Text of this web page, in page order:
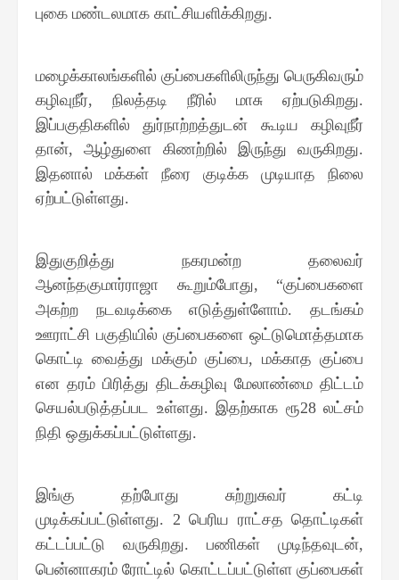
புகை மண்டலமாக காட்சியளிக்கிறது.
மழைக்காலங்களில் குப்பைகளிலிருந்து பெருகிவரும்
கழிவுநீர், நிலத்தடி நீரில் மாசு ஏற்படுகிறது.
இப்பகுதிகளில் துர்நாற்றத்துடன் கூடிய கழிவுநீர்
தான்,ஆழ்துளை கிணற்றில் இருந்து வருகிறது.
இதனால் மக்கள் நீரை குடிக்க முடியாத நிலை
ஏற்பட்டுள்ளது.
இதுகுறித்து நகரமன்ற தலைவர்
ஆனந்தகுமார்ராஜா கூறும்போது, “குப்பைகளை
அகற்ற நடவடிக்கை எடுத்துள்ளோம்.தடங்கம்
ஊராட்சி பகுதியில் குப்பைகளை ஒட்டுமொத்தமாக
கொட்டி வைத்து மக்கும் குப்பை, மக்காத குப்பை
என தரம் பிரித்து திடக்கழிவு மேலாண்மை திட்டம்
செயல்படுத்தப்பட உள்ளது. இதற்காக ரூ28 லட்சம்
நிதி ஒதுக்கப்பட்டுள்ளது.
இங்கு தற்போது சுற்றுசுவர் கட்டி
முடிக்கப்பட்டுள்ளது. 2 பெரிய ராட்சத தொட்டிகள்
கட்டப்பட்டு வருகிறது. பணிகள் முடிந்தவுடன்,
பென்னாகரம் ரோட்டில் கொட்டப்பட்டுள்ள குப்பைகள்